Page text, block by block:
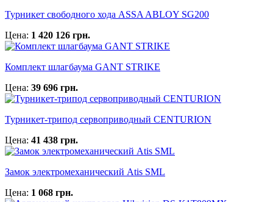
Турникет свободного хода ASSA ABLOY SG200
Цена: 1 420 126 грн.
Комплект шлагбаума GANT STRIKE
Цена: 39 696 грн.
Турникет-трипод сервоприводный CENTURION
Цена: 41 438 грн.
Замок электромеханический Atis SML
Цена: 1 068 грн.